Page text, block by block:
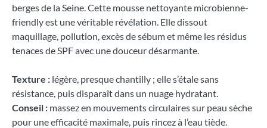
berges de la Seine. Cette mousse nettoyante microbienne-
friendly est une véritable révélation. Elle dissout
maquillage, pollution, excès de sébum et même les résidus
tenaces de SPF avec une douceur désarmante.
Texture : légère, presque chantilly ; elle s’étale sans
résistance, puis disparaît dans un nuage hydratant.
Conseil : massez en mouvements circulaires sur peau sèche
pour une efficacité maximale, puis rincez à l’eau tiède.